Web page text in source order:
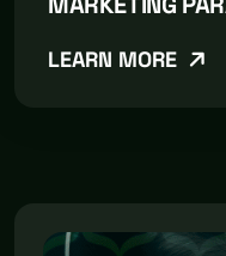
LEARN MORE